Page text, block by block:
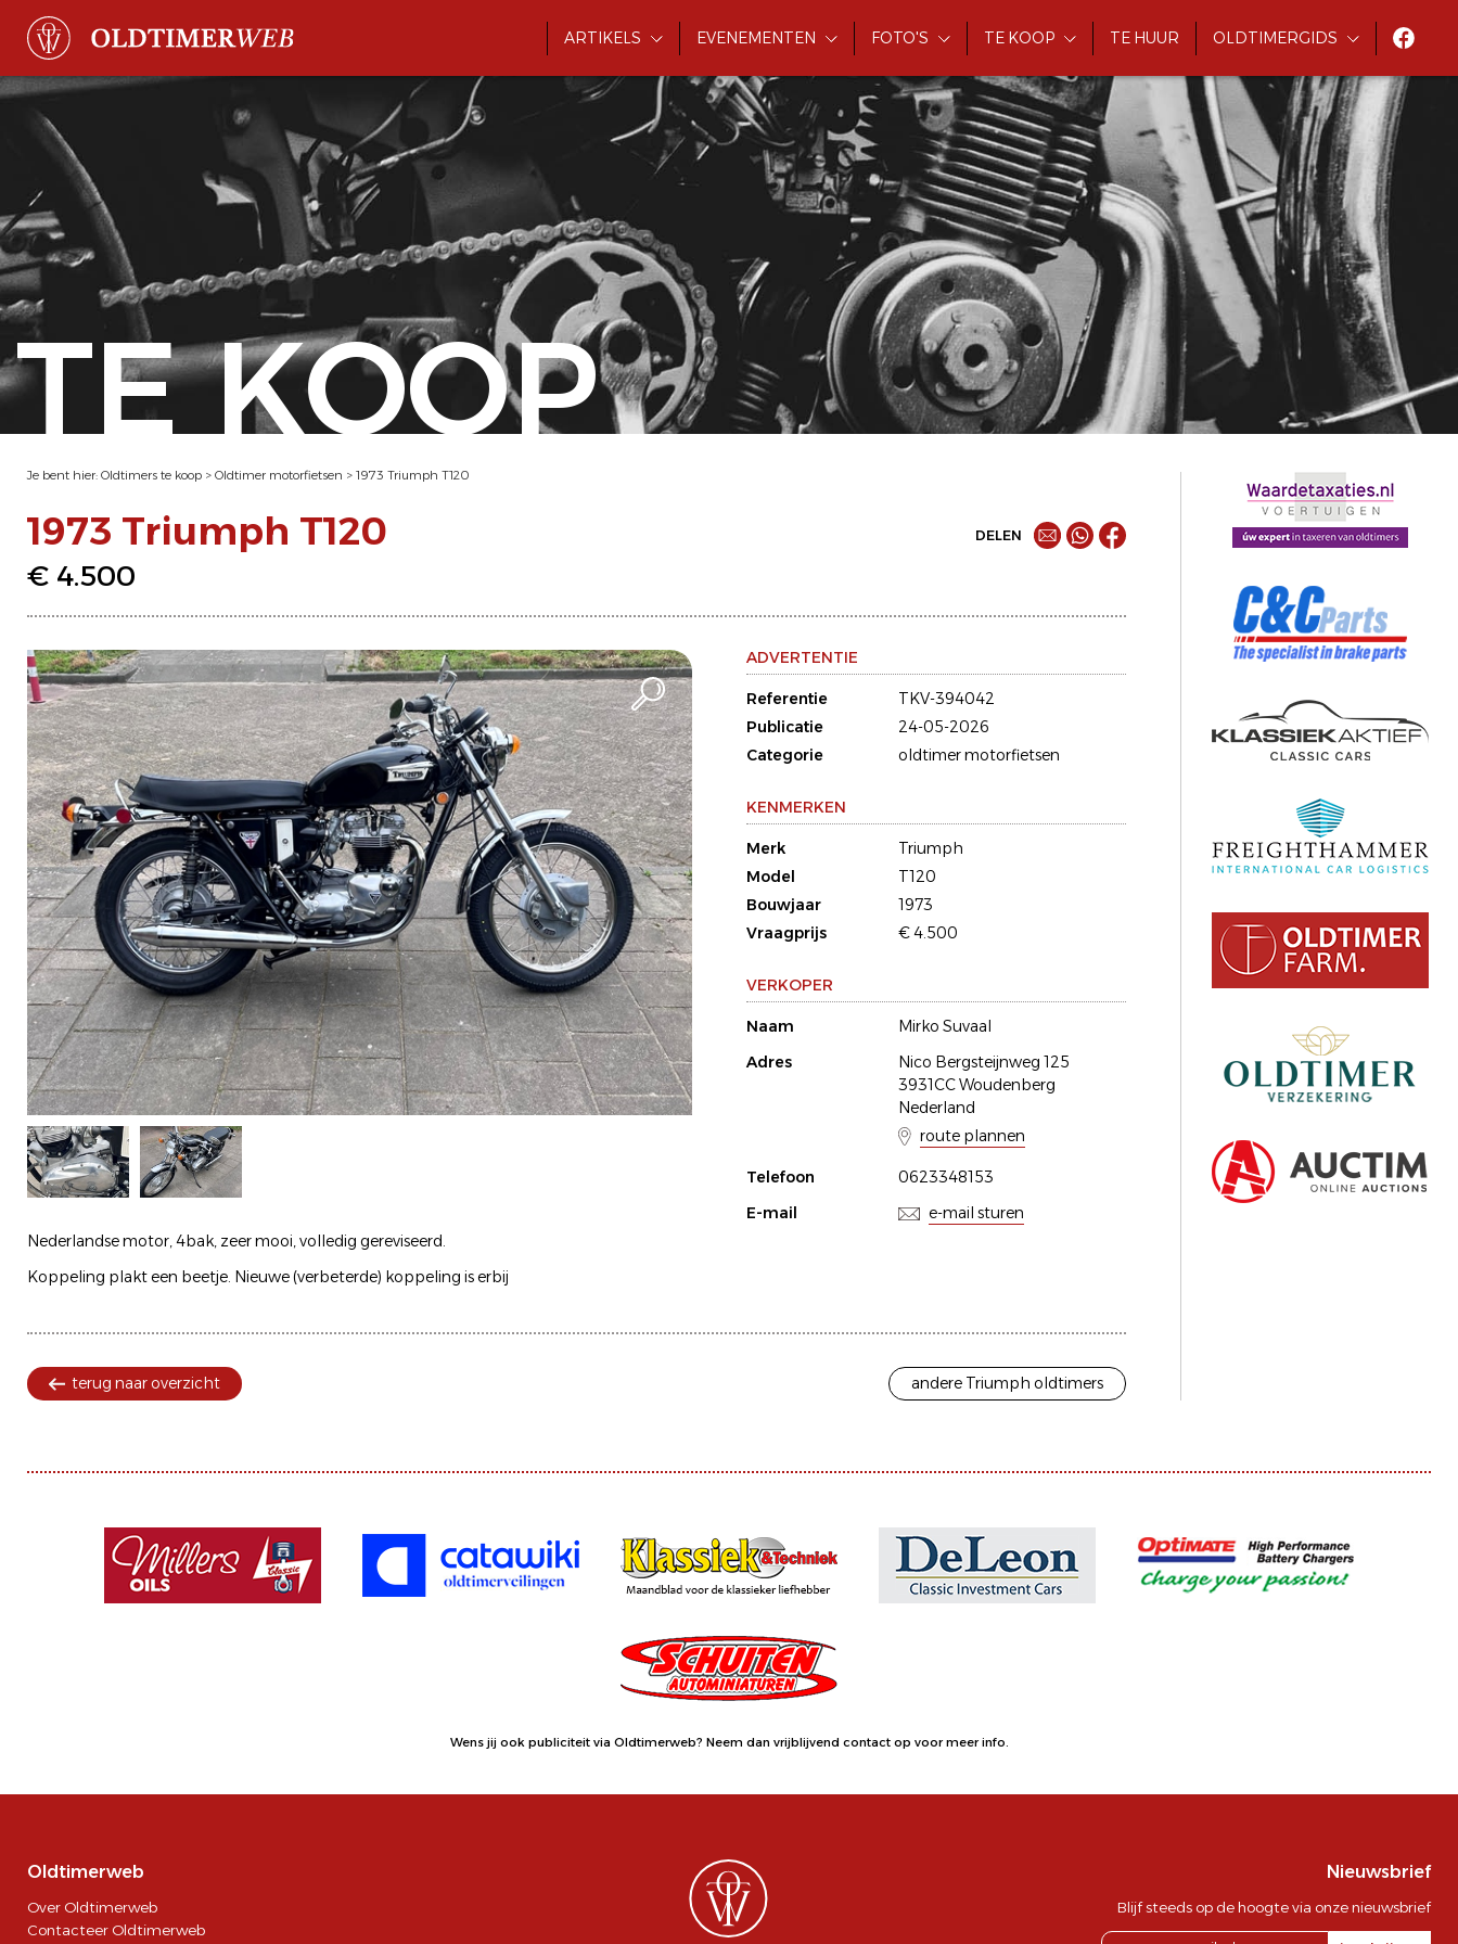
ARTIKELS EVENEMENTEN FOTO'S TE KOOP TE HUUR OLDTIMERGIDS
TE KOOP
Je bent hier: Oldtimers te koop > Oldtimer motorfietsen > 1973 Triumph T120
1973 Triumph T120
€ 4.500
DELEN
Nederlandse motor, 4bak, zeer mooi, volledig gereviseerd.
Koppeling plakt een beetje. Nieuwe (verbeterde) koppeling is erbij
ADVERTENTIE
Referentie
TKV-394042
Publicatie
24-05-2026
Categorie
oldtimer motorfietsen
KENMERKEN
Merk
Triumph
Model
T120
Bouwjaar
1973
Vraagprijs
€ 4.500
VERKOPER
Naam
Mirko Suvaal
Adres
Nico Bergsteijnweg 125
3931CC Woudenberg
Nederland
route plannen
Telefoon
0623348153
E-mail
e-mail sturen
terug naar overzicht andere Triumph oldtimers
Wens jij ook publiciteit via Oldtimerweb? Neem dan vrijblijvend contact op voor meer info.
Oldtimerweb
Over Oldtimerweb
Contacteer Oldtimerweb
Nieuwsbrief
Blijf steeds op de hoogte via onze nieuwsbrief